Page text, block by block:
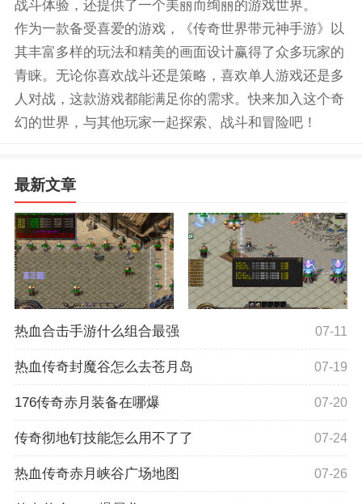
战斗体验，还提供了一个美丽而绚丽的游戏世界。
作为一款备受喜爱的游戏，《传奇世界带元神手游》以
其丰富多样的玩法和精美的画面设计赢得了众多玩家的
青睐。无论你喜欢战斗还是策略，喜欢单人游戏还是多
人对战，这款游戏都能满足你的需求。快来加入这个奇
幻的世界，与其他玩家一起探索、战斗和冒险吧！
最新文章
热血合击手游什么组合最强 07-11
热血传奇封魔谷怎么去苍月岛 07-19
176传奇赤月装备在哪爆 07-20
传奇彻地钉技能怎么用不了了 07-24
热血传奇赤月峡谷广场地图 07-26